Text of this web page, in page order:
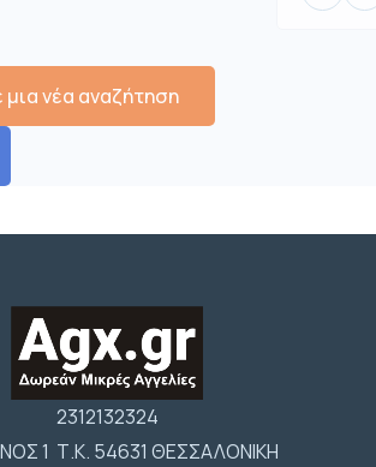
μια νέα αναζήτηση
2312132324
1 Τ.Κ. 54631 ΘΕΣΣΑΛΟΝΙΚΗ